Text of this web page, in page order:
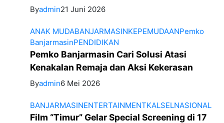
Byadmin21 Juni 2026
ANAK MUDABANJARMASINKEPEMUDAANPemko
BanjarmasinPENDIDIKAN
Pemko Banjarmasin Cari Solusi Atasi
Kenakalan Remaja dan Aksi Kekerasan
Byadmin6 Mei 2026
BANJARMASINENTERTAINMENTKALSELNASIONAL
Film “Timur” Gelar Special Screening di 17